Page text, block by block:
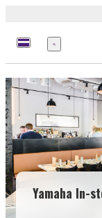
Nabídka
Yamaha In-